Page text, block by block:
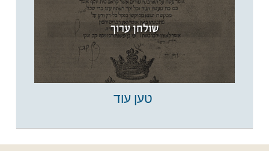
שולחן ערוך
טען עוד